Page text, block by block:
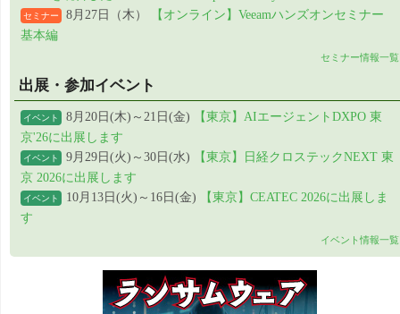
セミナー 8月27日（木）
【オンライン】Veeamハンズオンセミナー
基本編
セミナー情報一覧
出展・参加イベント
イベント 8月20日(木)～21日(金)
【東京】AIエージェントDXPO 東
京'26に出展します
イベント 9月29日(火)～30日(水)
【東京】日経クロステックNEXT 東
京 2026に出展します
イベント 10月13日(火)～16日(金)
【東京】CEATEC 2026に出展しま
す
イベント情報一覧